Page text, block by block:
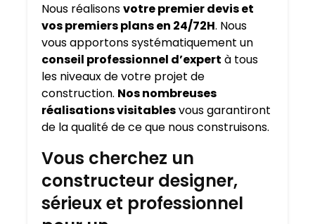
Nous réalisonsvotre premier devis et
vos premiers plans en 24/72H. Nous
vous apportons systématiquement un
conseil professionnel d’expert à tous
les niveaux de votre projet de
construction. Nos nombreuses
réalisations visitablesvous garantiront
de la qualité de ce que nous construisons.
Vous cherchez un
constructeur designer,
sérieux et professionnel